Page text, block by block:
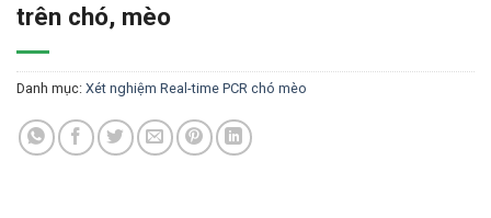
trên chó, mèo
Danh mục: Xét nghiệm Real-time PCR chó mèo